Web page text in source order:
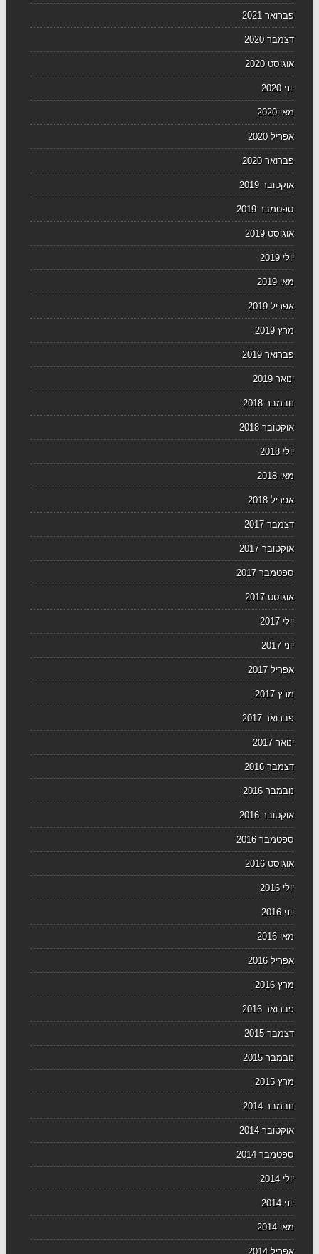
פברואר 2021
דצמבר 2020
אוגוסט 2020
יוני 2020
מאי 2020
אפריל 2020
פברואר 2020
אוקטובר 2019
ספטמבר 2019
אוגוסט 2019
יולי 2019
מאי 2019
אפריל 2019
מרץ 2019
פברואר 2019
ינואר 2019
נובמבר 2018
אוקטובר 2018
יולי 2018
מאי 2018
אפריל 2018
דצמבר 2017
אוקטובר 2017
ספטמבר 2017
אוגוסט 2017
יולי 2017
יוני 2017
אפריל 2017
מרץ 2017
פברואר 2017
ינואר 2017
דצמבר 2016
נובמבר 2016
אוקטובר 2016
ספטמבר 2016
אוגוסט 2016
יולי 2016
יוני 2016
מאי 2016
אפריל 2016
מרץ 2016
פברואר 2016
דצמבר 2015
נובמבר 2015
מרץ 2015
נובמבר 2014
אוקטובר 2014
ספטמבר 2014
יולי 2014
יוני 2014
מאי 2014
אפריל 2014